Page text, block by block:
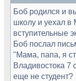
Боб родился и
школу и уехал в
вступительные
Боб послал
"Мама, папа, я
Владивостока 7
еще не студент?